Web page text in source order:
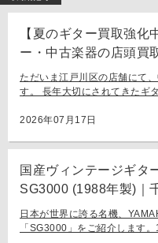
【夏のギター買取強化
ー・中古楽器の店頭買
ります。
ただいま江戸川区の店舗にて
す。 長年大切にされてきたギ
ち込み査定も大歓迎です。
2026年07月17日
国産ヴィンテージギタ
SG3000 (1988年製)｜
にて買取
日本が世界に誇る名機、
「SG3000」をご紹介します